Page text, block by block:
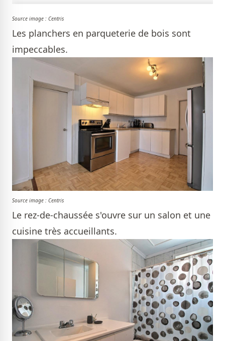
Source image : Centris
Les planchers en parqueterie de bois sont
impeccables.
Source image : Centris
Le rez-de-chaussée s'ouvre sur un salon et une
cuisine très accueillants.